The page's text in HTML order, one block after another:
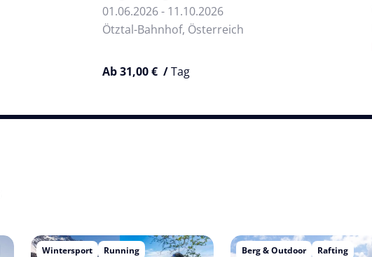
01.06.2026 - 11.10.2026
Ötztal-Bahnhof, Österreich
Ab 31,00 € /Tag
Wintersport Running Berg & Outdoor Rafting